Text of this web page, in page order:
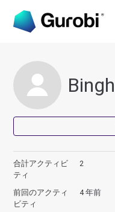
合計アクティビ
ティ
2
前回のアクティ
ビティ
4 年前